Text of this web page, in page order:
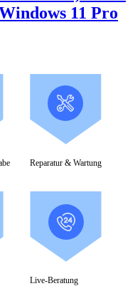
11 Pro
Reparatur & Wartung
Live-Beratung